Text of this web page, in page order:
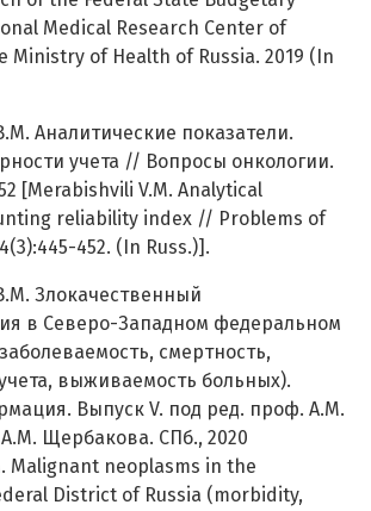
Medical Research Center of
Ministry of Health of Russia. 2019 (In
Аналитические показатели.
учета // Вопросы онкологии.
[Merabishvili V.M. Analytical
reliability index // Problems of
452. (In Russ.)].
Злокачественный
в Северо-Западном федеральном
смертность,
выживаемость больных).
Выпуск V. под ред. проф. А.М.
Щербакова. СПб., 2020
Malignant neoplasms in the
District of Russia (morbidity,